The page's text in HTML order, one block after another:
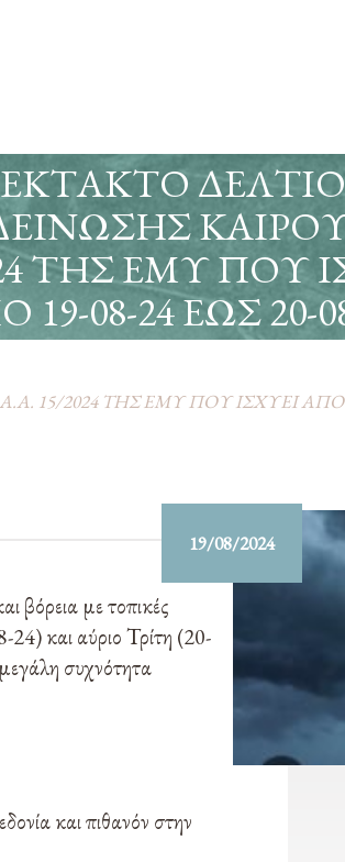
ΕΚΤΑΚΤΟ
ΤΗΣ ΕΜΥ ΠΟΥ
19-08-24 ΕΩΣ 20-
15/2024 ΤΗΣ ΕΜΥ ΠΟΥ ΙΣΧΥΕΙ ΑΠΟ
19/08/2024
βόρεια με τοπικές
24) και αύριο Τρίτη (20-
συχνότητα
και πιθανόν στην